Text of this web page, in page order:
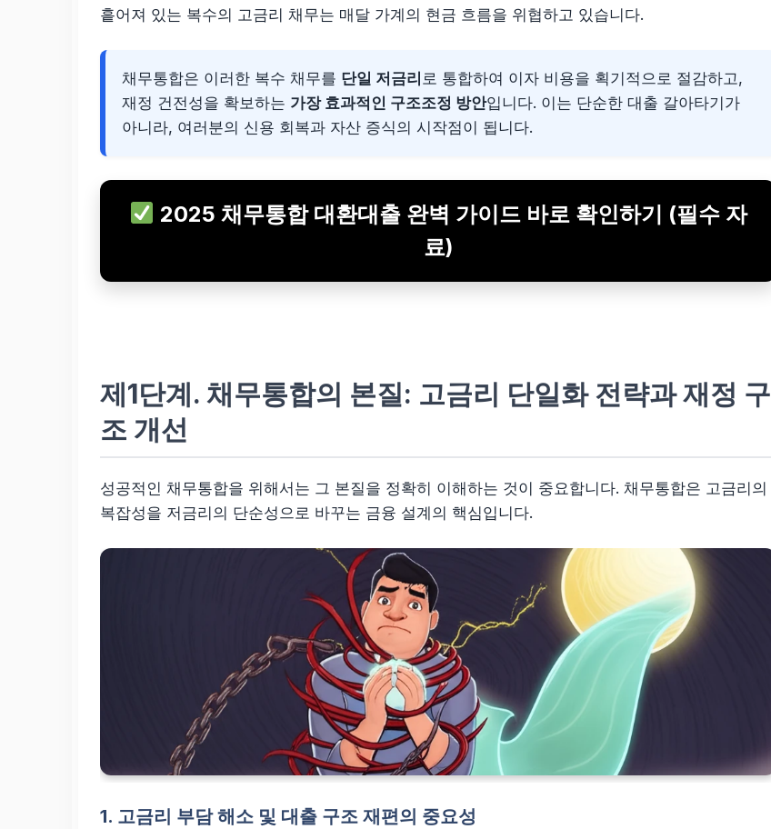
흩어져 있는 복수의 고금리 채무는 매달 가계의 현금 흐름을 위협하고 있습니다.
채무통합은 이러한 복수 채무를 단일 저금리 로 통합하여 이자 비용을 획기적으로 절감하고,
재정 건전성을 확보하는 가장 효과적인 구조조정 방안입니다. 이는 단순한 대출 갈아타기가
아니라, 여러분의 신용 회복과 자산 증식의 시작점이 됩니다.
2025 채무통합 대환대출 완벽 가이드 바로 확인하기 (필수 자
료)
제1단계. 채무통합의 본질: 고금리 단일화 전략과 재정 구
조 개선
성공적인 채무통합을 위해서는 그 본질을 정확히 이해하는 것이 중요합니다. 채무통합은 고금리의
복잡성을 저금리의 단순성으로 바꾸는 금융 설계의 핵심입니다.
1. 고금리 부담 해소 및 대출 구조 재편의 중요성